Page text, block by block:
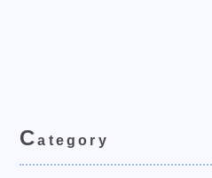
Category